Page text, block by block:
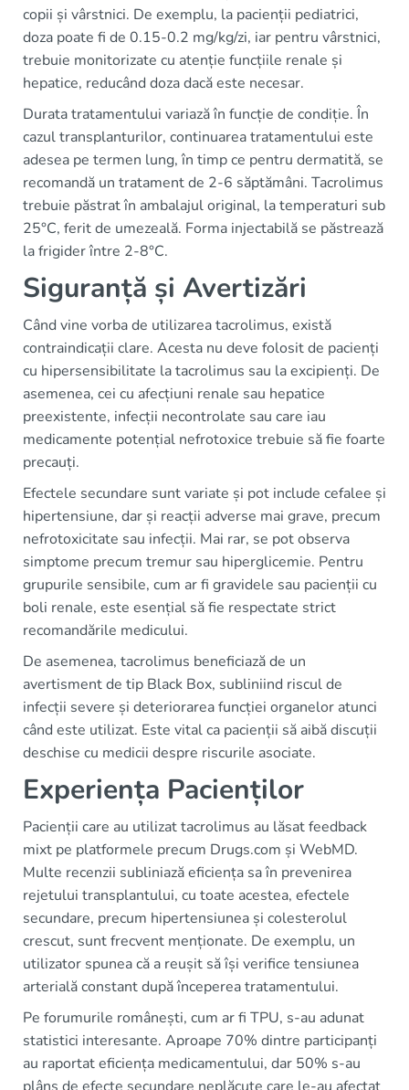
copii și vârstnici. De exemplu, la pacienții pediatrici,
doza poate fi de 0.15-0.2 mg/kg/zi, iar pentru vârstnici,
trebuie monitorizate cu atenție funcțiile renale și
hepatice, reducând doza dacă este necesar.
Durata tratamentului variază în funcție de condiție. În
cazul transplanturilor, continuarea tratamentului este
adesea pe termen lung, în timp ce pentru dermatită, se
recomandă un tratament de 2-6 săptămâni. Tacrolimus
trebuie păstrat în ambalajul original, la temperaturi sub
25°C, ferit de umezeală. Forma injectabilă se păstrează
la frigider între 2-8°C.
Siguranță și Avertizări
Când vine vorba de utilizarea tacrolimus, există
contraindicații clare. Acesta nu deve folosit de pacienți
cu hipersensibilitate la tacrolimus sau la excipienți. De
asemenea, cei cu afecțiuni renale sau hepatice
preexistente, infecții necontrolate sau care iau
medicamente potențial nefrotoxice trebuie să fie foarte
precauți.
Efectele secundare sunt variate și pot include cefalee și
hipertensiune, dar și reacții adverse mai grave, precum
nefrotoxicitate sau infecții. Mai rar, se pot observa
simptome precum tremur sau hiperglicemie. Pentru
grupurile sensibile, cum ar fi gravidele sau pacienții cu
boli renale, este esențial să fie respectate strict
recomandările medicului.
De asemenea, tacrolimus beneficiază de un
avertisment de tip Black Box, subliniind riscul de
infecții severe și deteriorarea funcției organelor atunci
când este utilizat. Este vital ca pacienții să aibă discuții
deschise cu medicii despre riscurile asociate.
Experiența Pacienților
Pacienții care au utilizat tacrolimus au lăsat feedback
mixt pe platformele precum Drugs.com și WebMD.
Multe recenzii subliniază eficiența sa în prevenirea
rejetului transplantului, cu toate acestea, efectele
secundare, precum hipertensiunea și colesterolul
crescut, sunt frecvent menționate. De exemplu, un
utilizator spunea că a reușit să își verifice tensiunea
arterială constant după începerea tratamentului.
Pe forumurile românești, cum ar fi TPU, s-au adunat
statistici interesante. Aproape 70% dintre participanți
au raportat eficiența medicamentului, dar 50% s-au